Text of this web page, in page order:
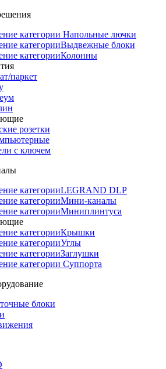
Напольные лючки
Выдвежные блоки
Колонны
паркет
розетки
с ключем
LEGRAND DLP
Мини-каналы
Миниплинтуса
Крышки
Углы
Заглушки
Суппорта
блоки